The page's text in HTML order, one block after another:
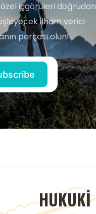
içgörüleri doğrudan
ilham verici
parçası olun!
HUKUKI